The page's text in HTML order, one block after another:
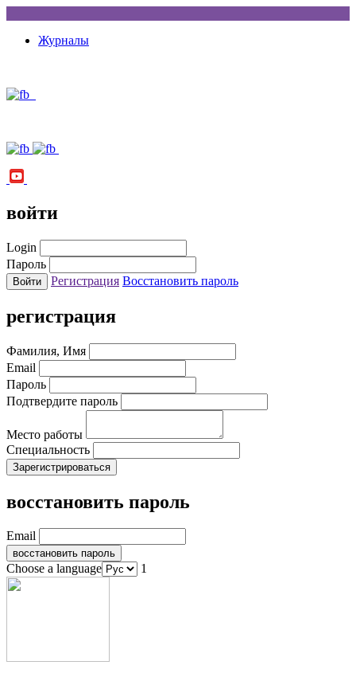
Журналы
войти
Login
Пароль
Регистрация Восстановить пароль
регистрация
Фамилия, Имя
Email
Пароль
Подтвердите пароль
Место работы
Специальность
восстановить пароль
Email
Choose a language 1